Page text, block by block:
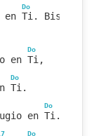
Do
en Ti. Bis
Do
en Ti,
Do
Ti.
Do
en Ti.
Do